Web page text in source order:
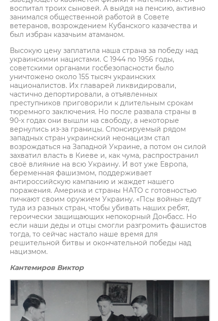
воспитал троих сыновей. А выйдя на пенсию, активно
занимался общественной работой в Совете
ветеранов, возрождением Кубанского казачества и
был избран казачьим атаманом.
Высокую цену заплатила наша страна за победу над
украинскими нацистами. С 1944 по 1956 годы,
советскими органами госбезопасности было
уничтожено около 155 тысяч украинских
националистов. Их главарей ликвидировали,
частично депортировали, а отъявленных
преступников приговорили к длительным срокам
тюремного заключения. Но после развала страны в
90-х годах они вышли на свободу, а некоторые
вернулись из-за границы. Спонсируемый рядом
западных стран украинский неонацизм стал
возрождаться на Западной Украине, а потом он силой
захватил власть в Киеве и, как чума, распространил
своё влияние на всю Украину. И вот уже Европа,
беременная фашизмом, поддерживает
антироссийскую кампанию и жаждет нашего
поражения. Америка и страны НАТО с готовностью
пичкают своим оружием Украину. «Псы войны» едут
туда из разных стран, чтобы убивать наших ребят,
героически защищающих непокорный Донбасс. Но
если наши деды и отцы смогли разгромить фашистов
тогда, то сейчас настало наше время для
решительной битвы и окончательной победы над
нацизмом.
Кантемиров Виктор